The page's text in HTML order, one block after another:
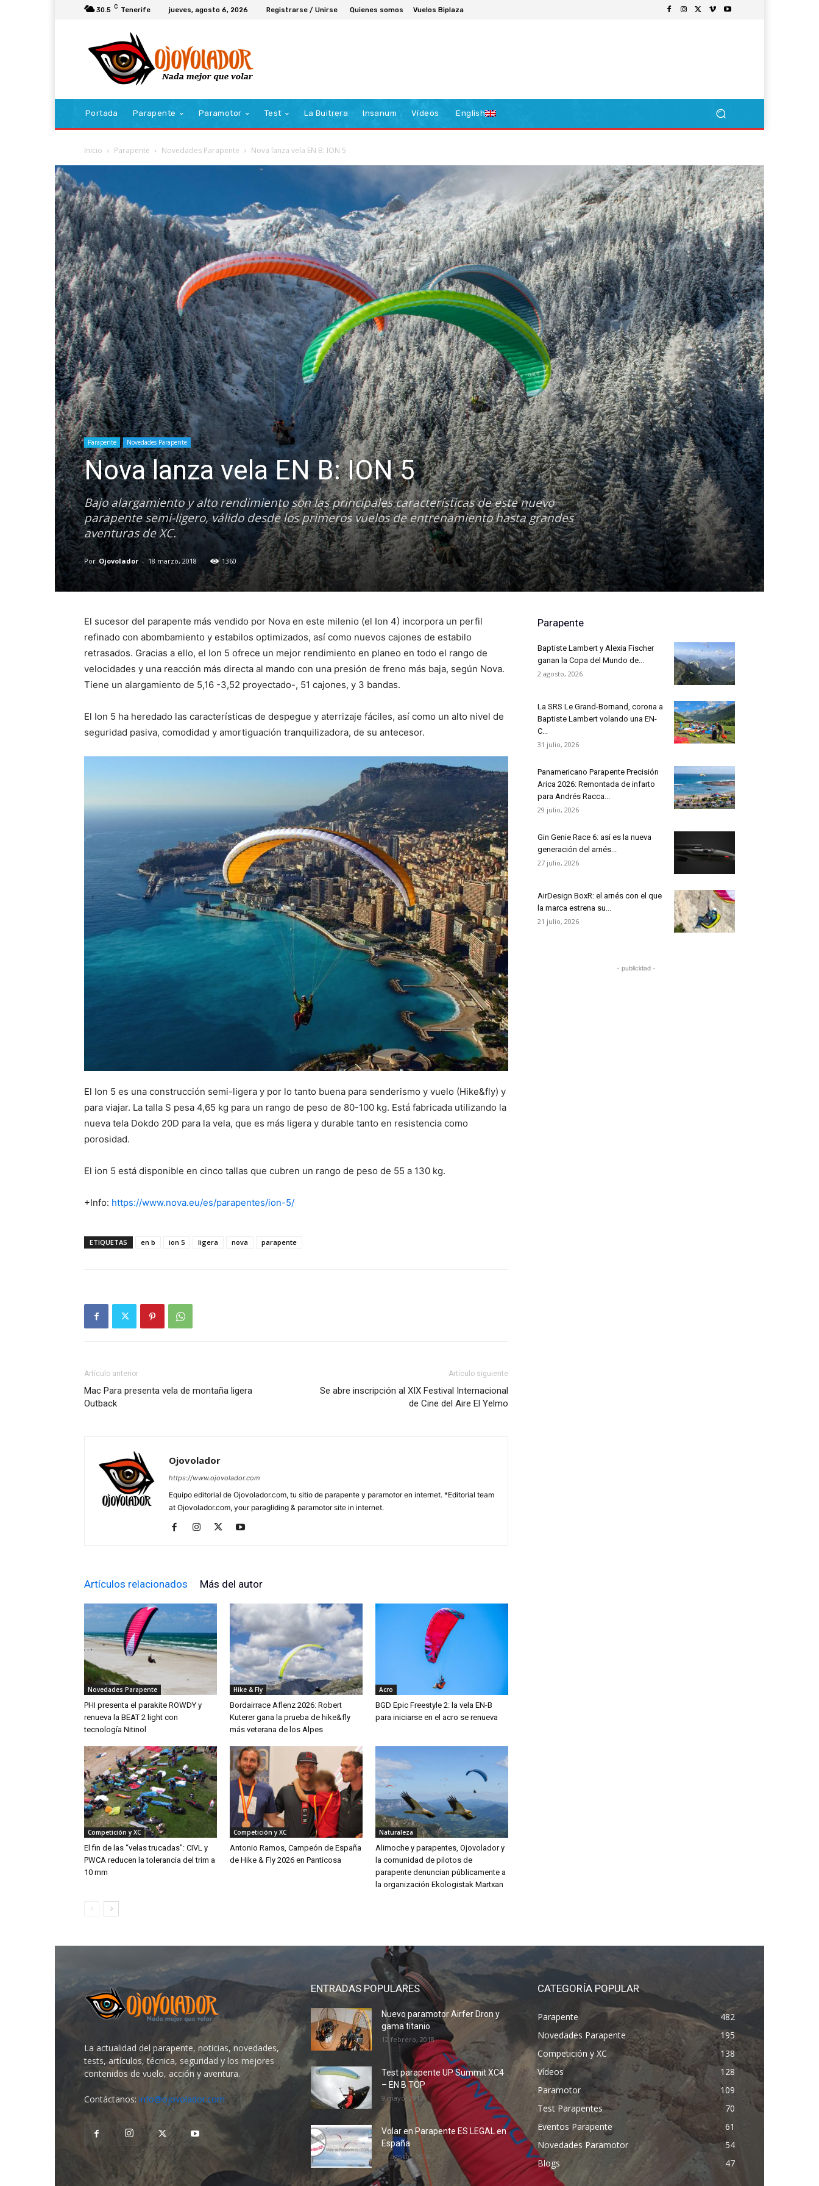
30.5 C Tenerife jueves, agosto 6, 2026 Registrarse / Unirse Quienes somos Vuelos Biplaza
Portada Parapente Paramotor Test La Buitrera Insanum Vídeos English
Inicio Parapente Novedades Parapente Nova lanza vela EN B: ION 5
Parapente Novedades Parapente
Nova lanza vela EN B: ION 5
Bajo alargamiento y alto rendimiento son las principales características de este nuevo
parapente semi-ligero, válido desde los primeros vuelos de entrenamiento hasta grandes
aventuras de XC.
Por Ojovolador - 18 marzo, 2018 1360
El sucesor del parapente más vendido por Nova en este milenio (el Ion 4) incorpora un perfil
refinado con abombamiento y estabilos optimizados, así como nuevos cajones de estabilo
retrasados. Gracias a ello, el Ion 5 ofrece un mejor rendimiento en planeo en todo el rango de
velocidades y una reacción más directa al mando con una presión de freno más baja, según Nova.
Tiene un alargamiento de 5,16 -3,52 proyectado-, 51 cajones, y 3 bandas.
El Ion 5 ha heredado las características de despegue y aterrizaje fáciles, así como un alto nivel de
seguridad pasiva, comodidad y amortiguación tranquilizadora, de su antecesor.
El Ion 5 es una construcción semi-ligera y por lo tanto buena para senderismo y vuelo (Hike&fly) y
para viajar. La talla S pesa 4,65 kg para un rango de peso de 80-100 kg. Está fabricada utilizando la
nueva tela Dokdo 20D para la vela, que es más ligera y durable tanto en resistencia como
porosidad.
El ion 5 está disponible en cinco tallas que cubren un rango de peso de 55 a 130 kg.
+Info: https://www.nova.eu/es/parapentes/ion-5/
ETIQUETAS en b ion 5 ligera nova parapente
Artículo anterior
Mac Para presenta vela de montaña ligera
Outback
Artículo siguiente
Se abre inscripción al XIX Festival Internacional
de Cine del Aire El Yelmo
Ojovolador
https://www.ojovolador.com
Equipo editorial de Ojovolador.com, tu sitio de parapente y paramotor en internet. *Editorial team
at Ojovolador.com, your paragliding & paramotor site in internet.
Artículos relacionados Más del autor
Novedades Parapente
PHI presenta el parakite ROWDY y
renueva la BEAT 2 light con
tecnología Nitinol
Hike & Fly
Bordairrace Aflenz 2026: Robert
Kuterer gana la prueba de hike&fly
más veterana de los Alpes
Acro
BGD Epic Freestyle 2: la vela EN-B
para iniciarse en el acro se renueva
Competición y XC
El fin de las “velas trucadas”: CIVL y
PWCA reducen la tolerancia del trim a
10 mm
Competición y XC
Antonio Ramos, Campeón de España
de Hike & Fly 2026 en Panticosa
Naturaleza
Alimoche y parapentes, Ojovolador y
la comunidad de pilotos de
parapente denuncian públicamente a
la organización Ekologistak Martxan
Parapente
Baptiste Lambert y Alexia Fischer
ganan la Copa del Mundo de...
2 agosto, 2026
La SRS Le Grand-Bornand, corona a
Baptiste Lambert volando una EN-
C...
31 julio, 2026
Panamericano Parapente Precisión
Arica 2026: Remontada de infarto
para Andrés Racca...
29 julio, 2026
Gin Genie Race 6: así es la nueva
generación del arnés...
27 julio, 2026
AirDesign BoxR: el arnés con el que
la marca estrena su...
21 julio, 2026
- publicidad -
La actualidad del parapente, noticias, novedades,
tests, artículos, técnica, seguridad y los mejores
contenidos de vuelo, acción y aventura.
Contáctanos: info@ojovolador.com
ENTRADAS POPULARES
Nuevo paramotor Airfer Dron y
gama titanio
12 febrero, 2018
Test parapente UP Summit XC4
– EN B TOP
9 mayo, 2017
Volar en Parapente ES LEGAL en
España
31 agosto, 2016
CATEGORÍA POPULAR
Parapente
482
Novedades Parapente
195
Competición y XC
138
Vídeos
128
Paramotor
109
Test Parapentes
70
Eventos Parapente
61
Novedades Paramotor
54
Blogs
47